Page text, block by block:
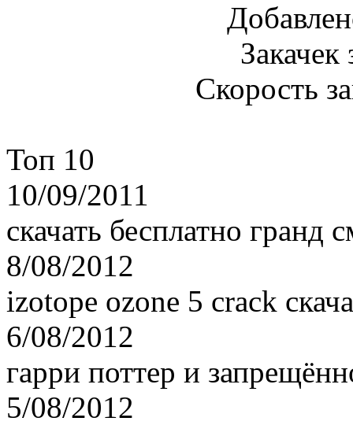
Закачек
Скорость
Топ 10
10/09/2011
скачать бесплатно гранд
8/08/2012
izotope ozone 5 crack
6/08/2012
гарри поттер и
5/08/2012